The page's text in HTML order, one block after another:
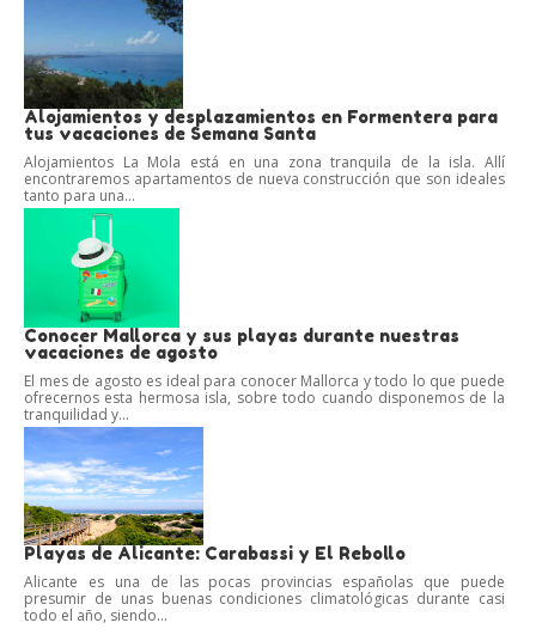
Alojamientos y desplazamientos en Formentera para
tus vacaciones de Semana Santa
Alojamientos La Mola está en una zona tranquila de la isla. Allí
encontraremos apartamentos de nueva construcción que son ideales
tanto para una...
Conocer Mallorca y sus playas durante nuestras
vacaciones de agosto
El mes de agosto es ideal para conocer Mallorca y todo lo que puede
ofrecernos esta hermosa isla, sobre todo cuando disponemos de la
tranquilidad y...
Playas de Alicante: Carabassi y El Rebollo
Alicante es una de las pocas provincias españolas que puede
presumir de unas buenas condiciones climatológicas durante casi
todo el año, siendo...